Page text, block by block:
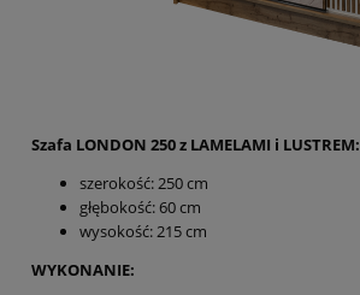
Szafa LONDON 250 z LAMELAMI i LUSTREM:
szerokość: 250 cm
głębokość: 60 cm
wysokość: 215 cm
WYKONANIE: